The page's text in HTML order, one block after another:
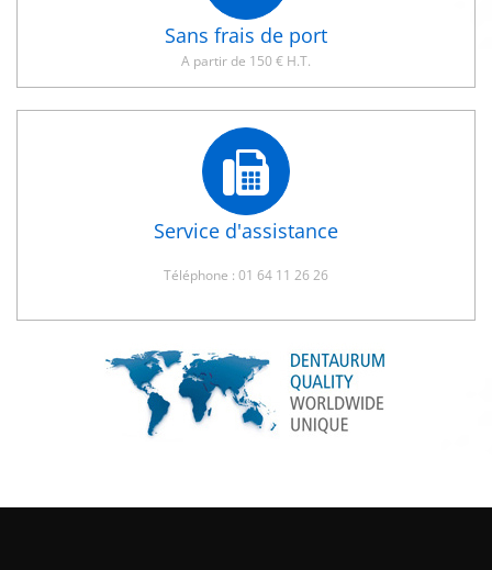
Sans frais de port
A partir de 150 € H.T.
Service d'assistance
Téléphone : 01 64 11 26 26